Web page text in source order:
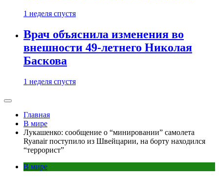
1 неделя спустя
Врач объяснила изменения во
внешности 49-летнего Николая
Баскова
1 неделя спустя
Главная
В мире
Лукашенко: сообщение о “минировании” самолета
Ryanair поступило из Швейцарии, на борту находился
“террорист”
В мире